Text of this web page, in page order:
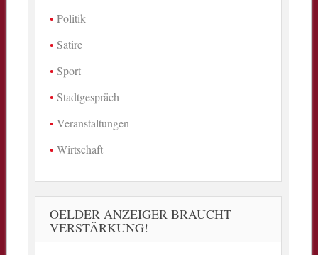
Politik
Satire
Sport
Stadtgespräch
Veranstaltungen
Wirtschaft
OELDER ANZEIGER BRAUCHT
VERSTÄRKUNG!